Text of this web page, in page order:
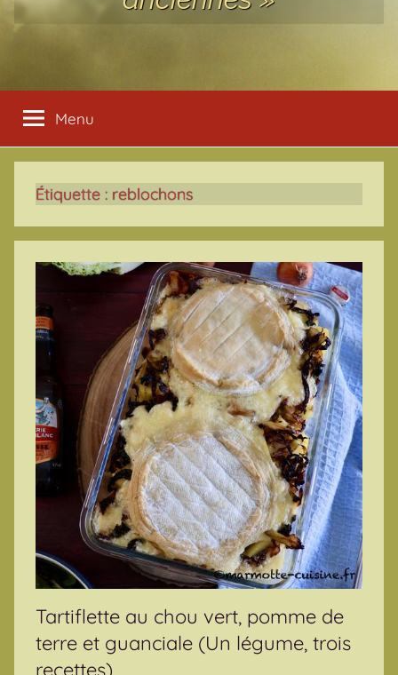
Menu
Étiquette : reblochons
Tartiflette au chou vert, pomme de
terre et guanciale (Un légume, trois
recettes)